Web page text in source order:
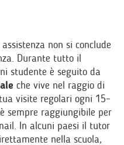
non si conclude
Durante tutto il
studente è seguito da
che vive nel raggio di
visite regolari ogni 15–
sempre raggiungibile per
In alcuni paesi il tutor
nella scuola,